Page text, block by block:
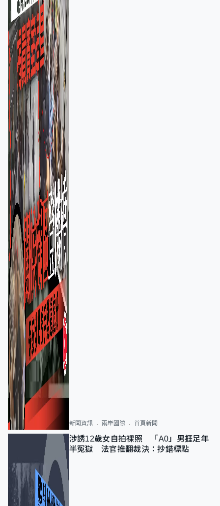
新聞資訊 兩岸國際 首頁新聞
涉誘12歲女自拍祼照 「A0」男捱足年
半冤獄 法官推翻裁決：抄錯標點